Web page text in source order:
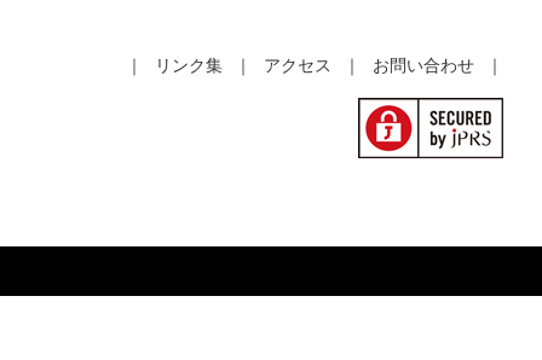
｜ リンク集 ｜ アクセス ｜ お問い合わせ ｜